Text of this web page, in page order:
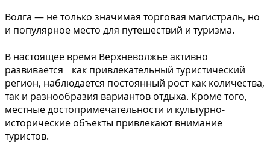
Волга — не только значимая торговая магистраль, но
и популярное место для путешествий и туризма.
В настоящее время Верхневолжье активно
развивается как привлекательный туристический
регион, наблюдается постоянный рост как количества,
так и разнообразия вариантов отдыха. Кроме того,
местные достопримечательности и культурно-
исторические объекты привлекают внимание
туристов.